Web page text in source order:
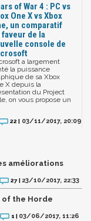
of War 4 : PC vs
One X vs Xbox
un comparatif
faveur de la
console de
a largement
la puissance
de sa Xbox
X depuis la
du Project
on vous propose un
22 | 03/11/2017, 20:09
améliorations
27 | 23/10/2017, 22:33
of the Horde
1 | 03/06/2017, 11:26